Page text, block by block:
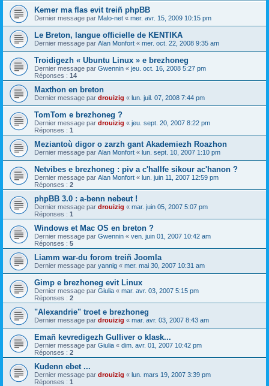
Kemer ma flas evit treiñ phpBB
Dernier message par Malo-net « mer. avr. 15, 2009 10:15 pm
Le Breton, langue officielle de KENTIKA
Dernier message par Alan Monfort « mer. oct. 22, 2008 9:35 am
Troidigezh « Ubuntu Linux » e brezhoneg
Dernier message par Gwennin « jeu. oct. 16, 2008 5:27 pm
Réponses : 14
Maxthon en breton
Dernier message par drouizig « lun. juil. 07, 2008 7:44 pm
TomTom e brezhoneg ?
Dernier message par drouizig « jeu. sept. 20, 2007 8:22 pm
Réponses : 1
Meziantoù digor o zarzh gant Akademiezh Roazhon
Dernier message par Alan Monfort « lun. sept. 10, 2007 1:10 pm
Netvibes e brezhoneg : piv a c'hallfe sikour ac'hanon ?
Dernier message par Alan Monfort « lun. juin 11, 2007 12:59 pm
Réponses : 2
phpBB 3.0 : a-benn nebeut !
Dernier message par drouizig « mar. juin 05, 2007 5:07 pm
Réponses : 1
Windows et Mac OS en breton ?
Dernier message par Gwennin « ven. juin 01, 2007 10:42 am
Réponses : 5
Liamm war-du forom treiñ Joomla
Dernier message par yannig « mer. mai 30, 2007 10:31 am
Gimp e brezhoneg evit Linux
Dernier message par Giulia « mar. avr. 03, 2007 5:15 pm
Réponses : 2
"Alexandrie" troet e brezhoneg
Dernier message par drouizig « mar. avr. 03, 2007 8:43 am
Emañ kevredigezh Gulliver o klask...
Dernier message par Giulia « dim. avr. 01, 2007 10:42 pm
Réponses : 2
Kudenn ebet ...
Dernier message par drouizig « lun. mars 19, 2007 3:39 pm
Réponses : 1